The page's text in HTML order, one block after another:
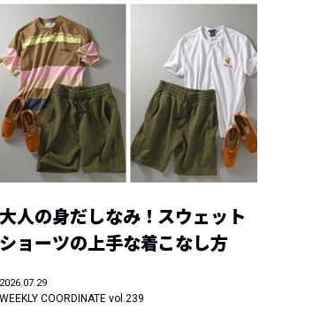
大人の身だしなみ！スウェット
ショーツの上手な着こなし方
2026.07.29
WEEKLY COORDINATE vol.239